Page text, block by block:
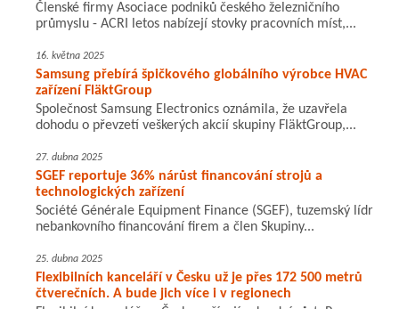
Členské firmy Asociace podniků českého železničního
průmyslu - ACRI letos nabízejí stovky pracovních míst,...
16. května 2025
Samsung přebírá špičkového globálního výrobce HVAC
zařízení FläktGroup
Společnost Samsung Electronics oznámila, že uzavřela
dohodu o převzetí veškerých akcií skupiny FläktGroup,...
27. dubna 2025
SGEF reportuje 36% nárůst financování strojů a
technologických zařízení
Société Générale Equipment Finance (SGEF), tuzemský lídr
nebankovního financování firem a člen Skupiny...
25. dubna 2025
Flexibilních kanceláří v Česku už je přes 172 500 metrů
čtverečních. A bude jich více i v regionech